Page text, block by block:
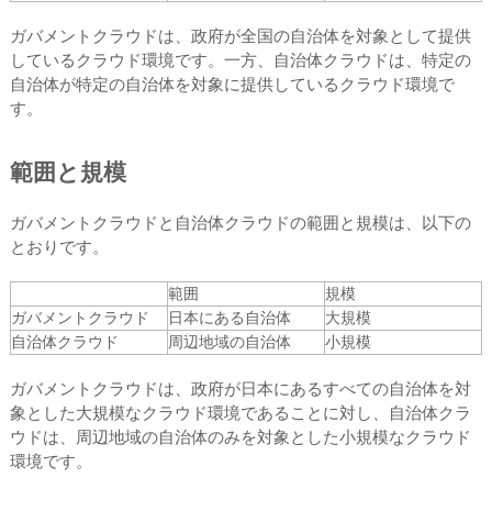
ガバメントクラウドは、政府が全国の自治体を対象として提供
しているクラウド環境です。一方、自治体クラウドは、特定の
自治体が特定の自治体を対象に提供しているクラウド環境で
す。
範囲と規模
ガバメントクラウドと自治体クラウドの範囲と規模は、以下の
とおりです。
範囲
規模
ガバメントクラウド
日本にある自治体
大規模
自治体クラウド
周辺地域の自治体 小規模
ガバメントクラウドは、政府が日本にあるすべての自治体を対
象とした大規模なクラウド環境であることに対し、自治体クラ
ウドは、周辺地域の自治体のみを対象とした小規模なクラウド
環境です。